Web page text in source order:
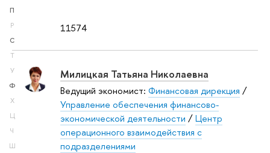
П
Р
С
Т
У
Ф
Х
Ц
Ч
Ш
11574
Милицкая Татьяна Николаевна
Ведущий экономист: Финансовая дирекция /
Управление обеспечения финансово-
экономической деятельности /Центр
операционного взаимодействия с
подразделениями